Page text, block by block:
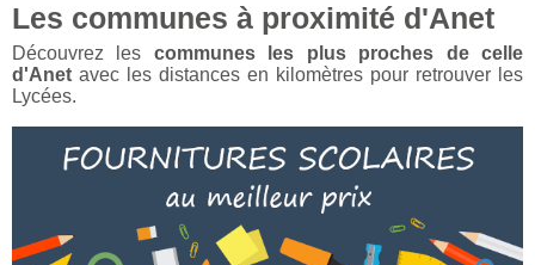
Les communes à proximité d'Anet
Découvrez les communes les plus proches de celle
d'Anet avec les distances en kilomètres pour retrouver les
Lycées.